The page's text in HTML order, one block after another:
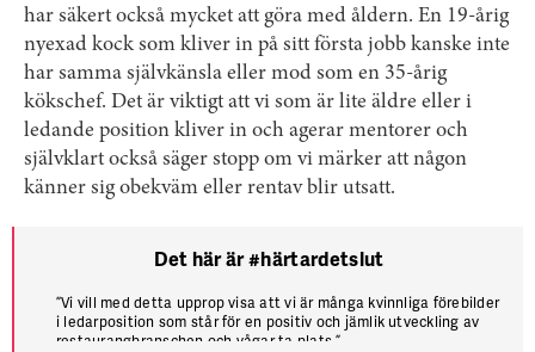
har säkert också mycket att göra med åldern. En 19-årig
nyexad kock som kliver in på sitt första jobb kanske inte
har samma självkänsla eller mod som en 35-årig
kökschef. Det är viktigt att vi som är lite äldre eller i
ledande position kliver in och agerar mentorer och
självklart också säger stopp om vi märker att någon
känner sig obekväm eller rentav blir utsatt.
Det här är #härtardetslut
”Vi vill med detta upprop visa att vi är många kvinnliga förebilder
i ledarposition som står för en positiv och jämlik utveckling av
restaurangbranschen och vågar ta plats.”